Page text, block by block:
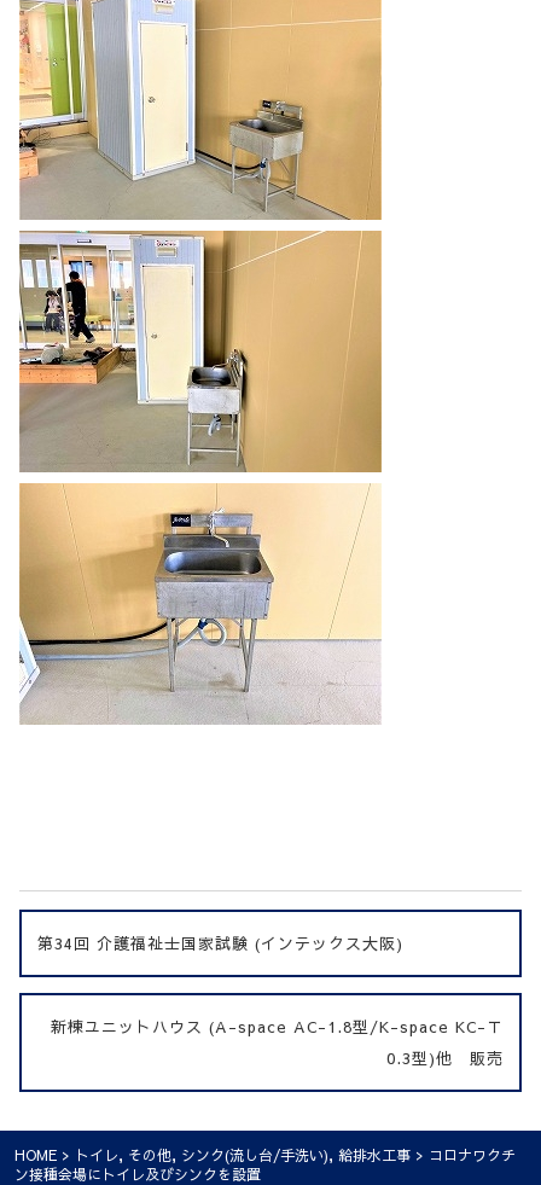
第34回 介護福祉士国家試験 (インテックス大阪)
新棟ユニットハウス (A-space AC-1.8型/K-space KC-Ｔ
0.3型)他 販売
HOME > トイレ, その他, シンク(流し台/手洗い), 給排水工事 > コロナワクチ
ン接種会場にトイレ及びシンクを設置